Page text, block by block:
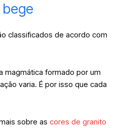
bege
classificados de acordo com
magmática formado por um
varia. É por isso que cada
sobre as cores de granito